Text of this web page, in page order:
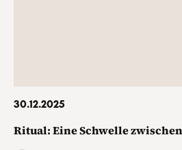
30.12.2025
Ritual: Eine Schwelle